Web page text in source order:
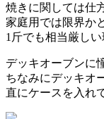
焼きに関しては仕
家庭用では限界か
1斤でも相当厳しい
デッキオーブンに
ちなみにデッキオ
直にケースを入れ